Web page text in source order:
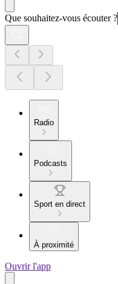
Que souhaitez-vous écouter ?
Radio
Podcasts
Sport en direct
À proximité
Ouvrir l'app